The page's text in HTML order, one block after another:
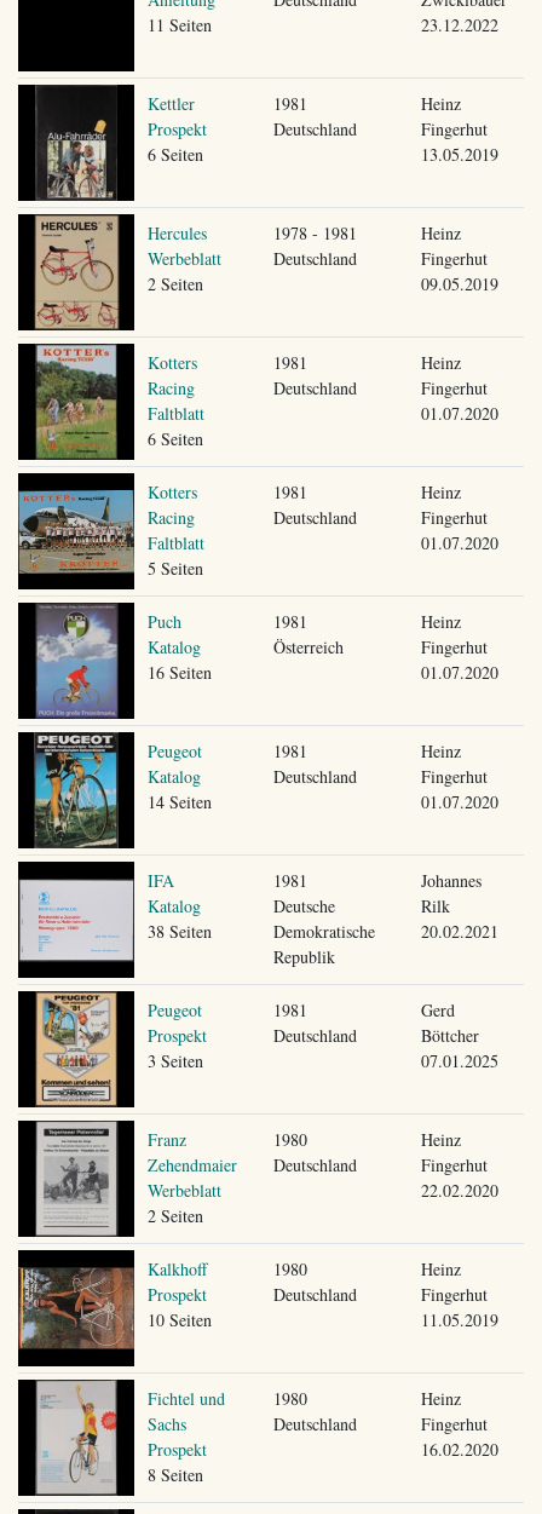
11 Seiten
23.12.2022
Kettler
Prospekt
6 Seiten
1981
Deutschland
Heinz
Fingerhut
13.05.2019
Hercules
Werbeblatt
2 Seiten
1978 - 1981
Deutschland
Heinz
Fingerhut
09.05.2019
Kotters
Racing
Faltblatt
6 Seiten
1981
Deutschland
Heinz
Fingerhut
01.07.2020
Kotters
Racing
Faltblatt
5 Seiten
1981
Deutschland
Heinz
Fingerhut
01.07.2020
Puch
Katalog
16 Seiten
1981
Österreich
Heinz
Fingerhut
01.07.2020
Peugeot
Katalog
14 Seiten
1981
Deutschland
Heinz
Fingerhut
01.07.2020
IFA
Katalog
38 Seiten
1981
Deutsche
Demokratische
Republik
Johannes
Rilk
20.02.2021
Peugeot
Prospekt
3 Seiten
1981
Deutschland
Gerd
Böttcher
07.01.2025
Franz
Zehendmaier
Werbeblatt
2 Seiten
1980
Deutschland
Heinz
Fingerhut
22.02.2020
Kalkhoff
Prospekt
10 Seiten
1980
Deutschland
Heinz
Fingerhut
11.05.2019
Fichtel und
Sachs
Prospekt
8 Seiten
1980
Deutschland
Heinz
Fingerhut
16.02.2020